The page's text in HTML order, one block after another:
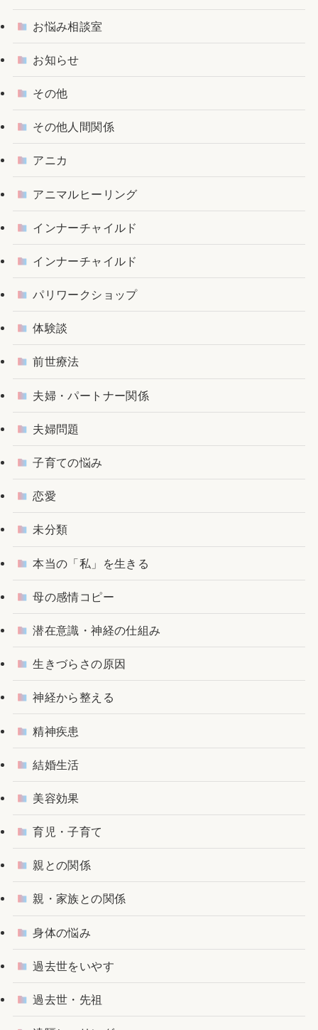
お悩み相談室
お知らせ
その他
その他人間関係
アニカ
アニマルヒーリング
インナーチャイルド
インナーチャイルド
パリワークショップ
体験談
前世療法
夫婦・パートナー関係
夫婦問題
子育ての悩み
恋愛
未分類
本当の「私」を生きる
母の感情コピー
潜在意識・神経の仕組み
生きづらさの原因
神経から整える
精神疾患
結婚生活
美容効果
育児・子育て
親との関係
親・家族との関係
身体の悩み
過去世をいやす
過去世・先祖